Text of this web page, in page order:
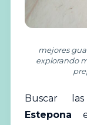
mejores
explorando
Buscar
Estepona